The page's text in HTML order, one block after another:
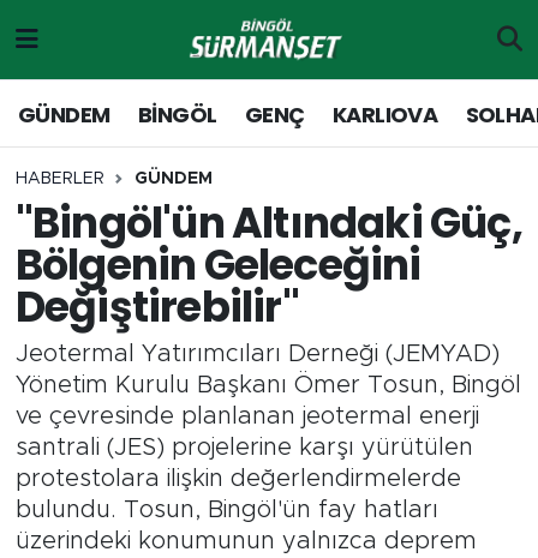
GÜNDEM BİNGÖL GENÇ KARLIOVA
HABERLER GÜNDEM
"Bingöl'ün Altındaki Güç,
Bölgenin Geleceğini
Değiştirebilir"
Jeotermal Yatırımcıları Derneği (JEMYAD)
Yönetim Kurulu Başkanı Ömer Tosun, Bingöl
ve çevresinde planlanan jeotermal enerji
santrali (JES) projelerine karşı yürütülen
protestolara ilişkin değerlendirmelerde
bulundu. Tosun, Bingöl'ün fay hatları
üzerindeki konumunun yalnızca deprem
Genç
Solhan
Karlıova
Adaklı-Kiğı
Yayladere-Yedisu
MD Prestij Dergisi
Siyaset
Merkez Hava Durumu
Merkez Trafik Yoğunluk Haritası
Süper Lig Puan Durumu ve Fikstür
Tüm Manşetler
Son Dakika Haberleri
Haber Arşivi